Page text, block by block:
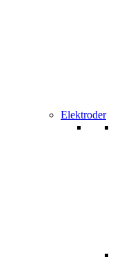
Elektroder